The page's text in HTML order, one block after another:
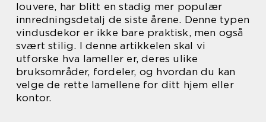
louvere, har blitt en stadig mer populær
innredningsdetalj de siste årene. Denne typen
vindusdekor er ikke bare praktisk, men også
svært stilig. I denne artikkelen skal vi
utforske hva lameller er, deres ulike
bruksområder, fordeler, og hvordan du kan
velge de rette lamellene for ditt hjem eller
kontor.